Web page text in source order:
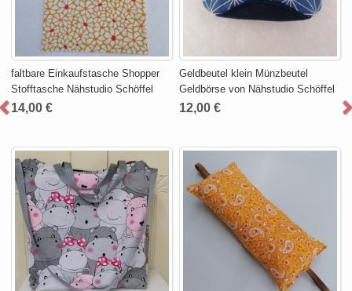
faltbare Einkaufstasche Shopper
Stofftasche Nähstudio Schöffel
14,00 €
Geldbeutel klein Münzbeutel
Geldbörse von Nähstudio Schöffel
12,00 €